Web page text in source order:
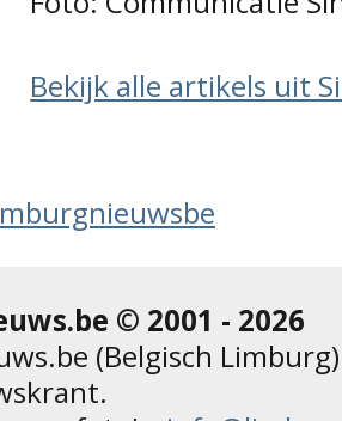
Bekijk alle artikels uit
© 2001 - 2026
(Belgisch